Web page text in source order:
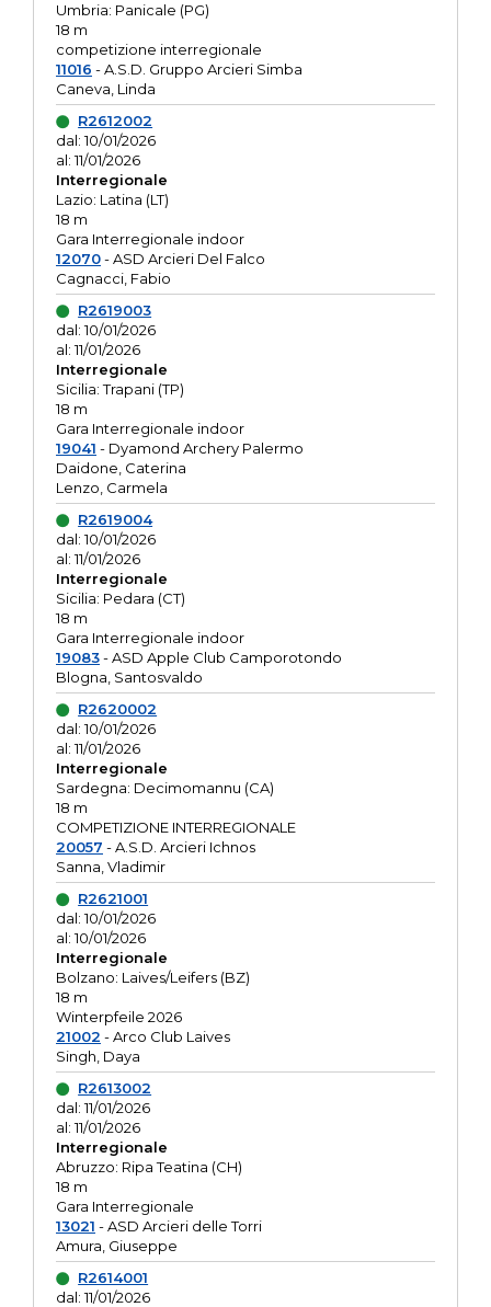
Umbria: Panicale (PG)
18 m
competizione interregionale
11016 - A.S.D. Gruppo Arcieri Simba
Caneva, Linda
R2612002
dal: 10/01/2026
al: 11/01/2026
Interregionale
Lazio: Latina (LT)
18 m
Gara Interregionale indoor
12070- ASD Arcieri Del Falco
Cagnacci, Fabio
R2619003
dal: 10/01/2026
al: 11/01/2026
Interregionale
Sicilia: Trapani (TP)
18 m
Gara Interregionale indoor
19041 - Dyamond Archery Palermo
Daidone, Caterina
Lenzo, Carmela
R2619004
dal: 10/01/2026
al: 11/01/2026
Interregionale
Sicilia: Pedara (CT)
18 m
Gara Interregionale indoor
19083- ASD Apple Club Camporotondo
Blogna, Santosvaldo
R2620002
dal: 10/01/2026
al: 11/01/2026
Interregionale
Sardegna: Decimomannu (CA)
18 m
COMPETIZIONE INTERREGIONALE
20057 - A.S.D. Arcieri Ichnos
Sanna, Vladimir
R2621001
dal: 10/01/2026
al: 10/01/2026
Interregionale
Bolzano: Laives/Leifers (BZ)
18 m
Winterpfeile 2026
21002 - Arco Club Laives
Singh, Daya
R2613002
dal: 11/01/2026
al: 11/01/2026
Interregionale
Abruzzo: Ripa Teatina (CH)
18 m
Gara Interregionale
13021 - ASD Arcieri delle Torri
Amura, Giuseppe
R2614001
dal: 11/01/2026